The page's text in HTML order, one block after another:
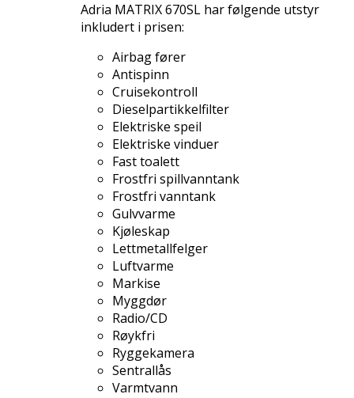
Adria MATRIX 670SL har følgende utstyr
inkludert i prisen:
Airbag fører
Antispinn
Cruisekontroll
Dieselpartikkelfilter
Elektriske speil
Elektriske vinduer
Fast toalett
Frostfri spillvanntank
Frostfri vanntank
Gulvvarme
Kjøleskap
Lettmetallfelger
Luftvarme
Markise
Myggdør
Radio/CD
Røykfri
Ryggekamera
Sentrallås
Varmtvann